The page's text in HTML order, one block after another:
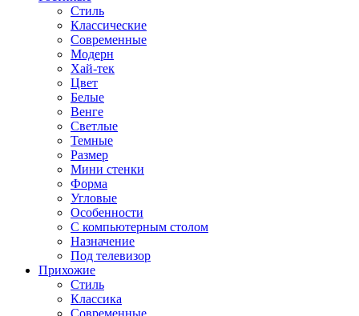
Стиль
Классические
Современные
Модерн
Хай-тек
Цвет
Белые
Венге
Светлые
Темные
Размер
Мини стенки
Форма
Угловые
Особенности
С компьютерным столом
Назначение
Под телевизор
Прихожие
Стиль
Классика
Современные